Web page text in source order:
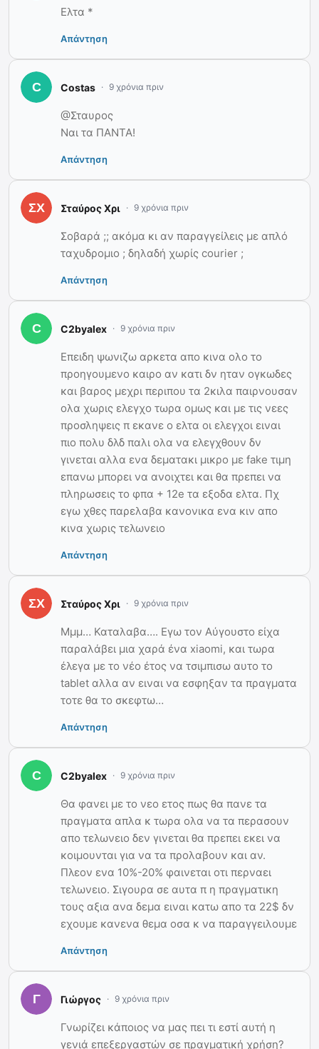
Ελτα *
Απάντηση
Costas 9 χρόνια πριν
@Σταυρος
Ναι τα ΠΑΝΤΑ!
Απάντηση
Σταύρος Χρι 9 χρόνια πριν
Σοβαρά ;; ακόμα κι αν παραγγείλεις με απλό
ταχυδρομιο ; δηλαδή χωρίς courier ;
Απάντηση
C2byalex 9 χρόνια πριν
Επειδη ψωνιζω αρκετα απο κινα ολο το
προηγουμενο καιρο αν κατι δν ηταν ογκωδες
και βαρος μεχρι περιπου τα 2κιλα παιρνουσαν
ολα χωρις ελεγχο τωρα ομως και με τις νεες
προσληψεις π εκανε ο ελτα οι ελεγχοι ειναι
πιο πολυ δλδ παλι ολα να ελεγχθουν δν
γινεται αλλα ενα δεματακι μικρο με fake τιμη
επανω μπορει να ανοιχτει και θα πρεπει να
πληρωσεις το φπα + 12e τα εξοδα ελτα. Πχ
εγω χθες παρελαβα κανονικα ενα κιν απο
κινα χωρις τελωνειο
Απάντηση
Σταύρος Χρι 9 χρόνια πριν
Μμμ… Καταλαβα…. Εγω τον Αύγουστο είχα
παραλάβει μια χαρά ένα xiaomi, και τωρα
έλεγα με το νέο έτος να τσιμπισω αυτο το
tablet αλλα αν ειναι να εσφηξαν τα πραγματα
τοτε θα το σκεφτω…
Απάντηση
C2byalex 9 χρόνια πριν
Θα φανει με το νεο ετος πως θα πανε τα
πραγματα απλα κ τωρα ολα να τα περασουν
απο τελωνειο δεν γινεται θα πρεπει εκει να
κοιμουνται για να τα προλαβουν και αν.
Πλεον ενα 10%-20% φαινεται οτι περναει
τελωνειο. Σιγουρα σε αυτα π η πραγματικη
τους αξια ανα δεμα ειναι κατω απο τα 22$ δν
εχουμε κανενα θεμα οσα κ να παραγγειλουμε
Απάντηση
Γιώργος 9 χρόνια πριν
Γνωρίζει κάποιος να μας πει τι εστί αυτή η
γενιά επεξεργαστών σε πραγματική χρήση?